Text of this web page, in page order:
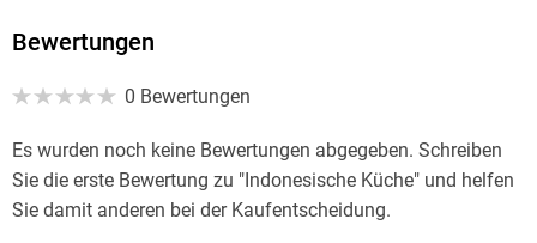
Bewertungen
0 Bewertungen
Es wurden noch keine Bewertungen abgegeben. Schreiben
Sie die erste Bewertung zu "Indonesische Küche" und helfen
Sie damit anderen bei der Kaufentscheidung.